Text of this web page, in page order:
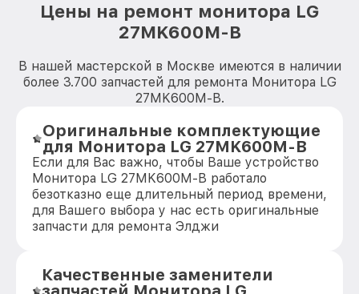
Цены на ремонт монитора LG
27MK600M-B
В нашей мастерской в Москве имеются в наличии
более 3.700 запчастей для ремонта Монитора LG
27MK600M-B.
Оригинальные комплектующие
для Монитора LG 27MK600M-B
Если для Вас важно, чтобы Ваше устройство
Монитора LG 27MK600M-B работало
безотказно еще длительный период времени,
для Вашего выбора у нас есть оригинальные
запчасти для ремонта Элджи
Качественные заменители